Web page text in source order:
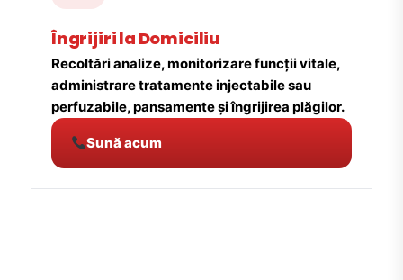
Îngrijiri la Domiciliu
Recoltări analize, monitorizare funcții vitale,
administrare tratamente injectabile sau
perfuzabile, pansamente și îngrijirea plăgilor.
Sună acum